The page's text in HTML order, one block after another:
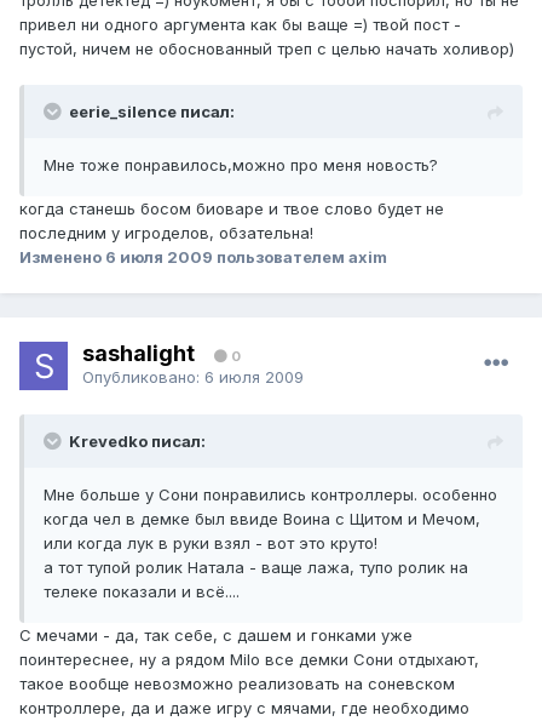
привел ни одного аргумента как бы ваще =) твой пост -
пустой, ничем не обоснованный треп с целью начать холивор)
eerie_silence писал:
Мне тоже понравилось,можно про меня новость?
когда станешь босом биоваре и твое слово будет не
последним у игроделов, обзательна!
Изменено 6 июля 2009 пользователем axim
sashalight 0
Опубликовано: 6 июля 2009
Krevedko писал:
Мне больше у Сони понравились контроллеры. особенно
когда чел в демке был ввиде Воина с Щитом и Мечом,
или когда лук в руки взял - вот это круто!
а тот тупой ролик Натала - ваще лажа, тупо ролик на
телеке показали и всё....
С мечами - да, так себе, с дашем и гонками уже
поинтереснее, ну а рядом Milo все демки Сони отдыхают,
такое вообще невозможно реализовать на соневском
контроллере, да и даже игру с мячами, где необходимо